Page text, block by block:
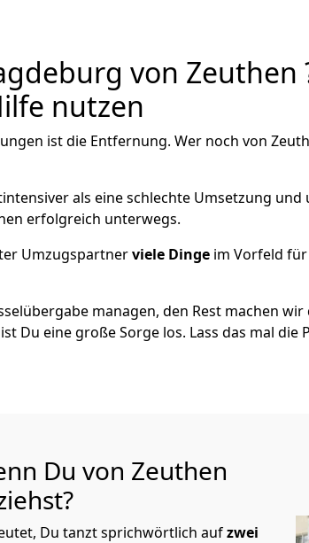
von Zeuthen
nutzen
ist die Entfernung. Wer noch von
als eine schlechte Umsetzung
erfolgreich unterwegs.
Umzugspartnerviele Dinge im Vorfeld
managen, den Rest machen
Du eine große Sorge los. Lass das mal die
Du von Zeuthen
Du tanzt sprichwörtlich aufzwei